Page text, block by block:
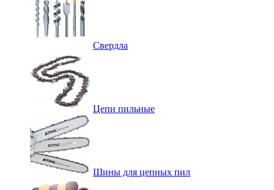
Свердла
Цепи пильные
Шины для цепных пил